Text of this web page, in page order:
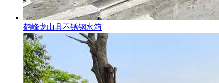
鹤峰龙山县不锈钢水箱